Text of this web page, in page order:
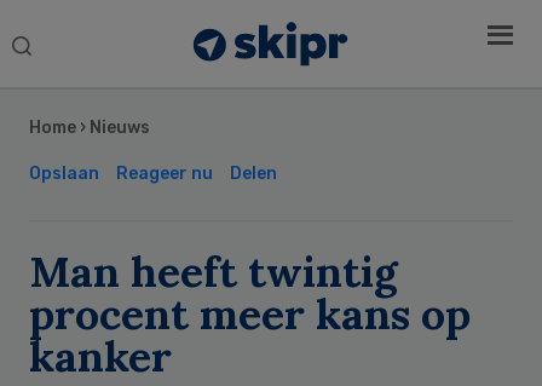
Search
Home › Nieuws
Opslaan Reageer nu Delen
Man heeft twintig
procent meer kans op
kanker
Sidebar